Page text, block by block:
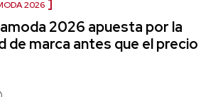
2026
2026 apuesta por la
de marca antes que el precio